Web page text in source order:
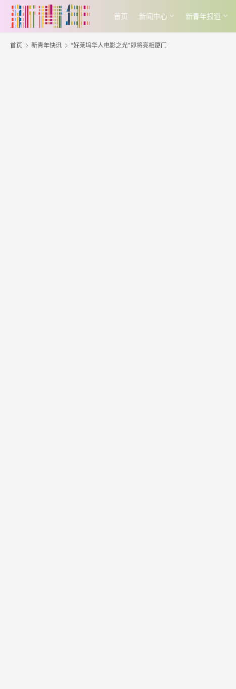
首页 新闻中心 新青年报道
首页 新青年快讯 “好莱坞华人电影之光”即将亮相厦门